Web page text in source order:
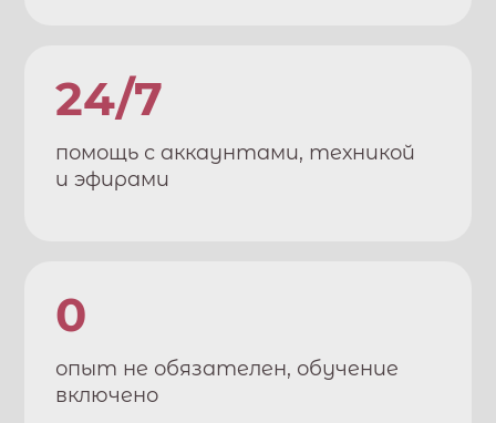
24/7
помощь с аккаунтами, техникой
и эфирами
0
опыт не обязателен, обучение
включено